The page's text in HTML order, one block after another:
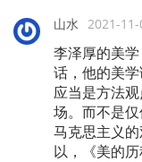
山水 2021-
李泽厚的美
话，他的美
应当是方法
场。而不是
马克思主义
以，《美的历